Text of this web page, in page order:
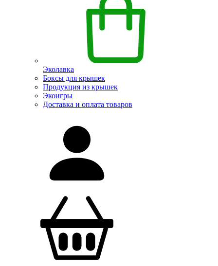
Эколавка
Боксы для крышек
Продукция из крышек
Экоигры
Доставка и оплата товаров